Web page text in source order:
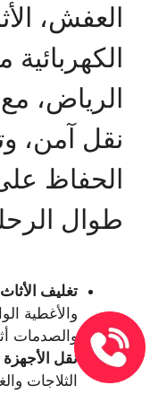
العفش،
الرياض،
نقل آمن،
الحفاظ
طوال
تغليف
والأغطية
والصدمات
نقل الأجهزة
الثلاجات